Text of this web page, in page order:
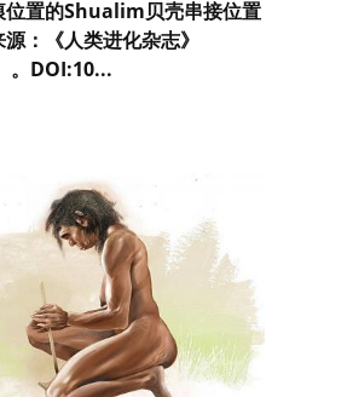
位置的Shualim贝壳串接位置
：《人类进化杂志》
。DOI:10...